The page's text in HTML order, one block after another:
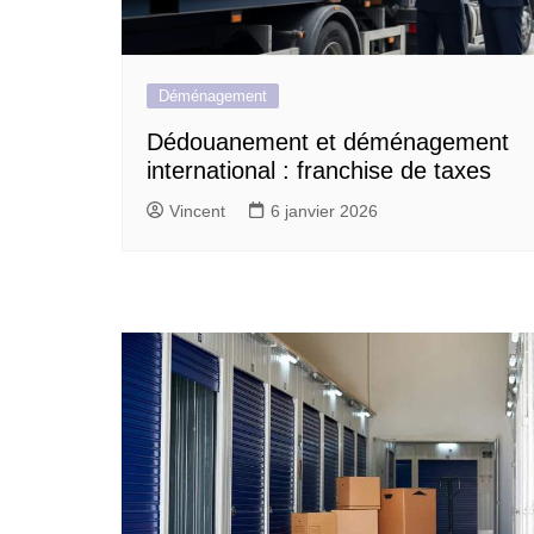
Déménagement
Dédouanement et déménagement
international : franchise de taxes
Vincent 6 janvier 2026